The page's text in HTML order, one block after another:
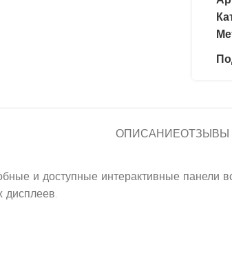
ОПИСАНИЕОТЗЫВЫ
и доступные интерактивные
дисплеев.